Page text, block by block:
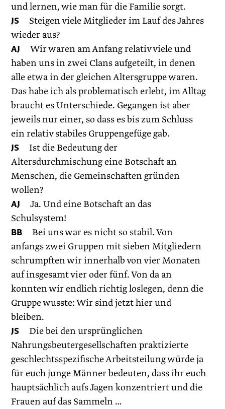
und lernen, wie man für die Familie sorgt.
JS Steigen viele Mitglieder im Lauf des Jahres
wieder aus?
AJ Wir waren am Anfang relativ viele und
haben uns in zwei Clans aufgeteilt, in denen
alle etwa in der gleichen Altersgruppe waren.
Das habe ich als problematisch erlebt, im Alltag
braucht es Unterschiede. Gegangen ist aber
jeweils nur einer, so dass es bis zum Schluss
ein relativ stabiles Gruppengefüge gab.
JS Ist die Bedeutung der
Altersdurchmischung eine Botschaft an
Menschen, die Gemeinschaften gründen
wollen?
AJ Ja. Und eine Botschaft an das
Schulsystem!
BB Bei uns war es nicht so stabil. Von
anfangs zwei Gruppen mit sieben Mitgliedern
schrumpften wir innerhalb von vier Monaten
auf insgesamt vier oder fünf. Von da an
konnten wir endlich richtig loslegen, denn die
Gruppe wusste: Wir sind jetzt hier und
bleiben.
JS Die bei den ursprünglichen
Nahrungsbeutergesellschaften praktizierte
geschlechtsspezifische Arbeitsteilung würde ja
für euch junge Männer bedeuten, dass ihr euch
hauptsächlich aufs Jagen konzentriert und die
Frauen auf das Sammeln …